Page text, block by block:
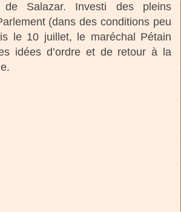
Salazar. Investi des pleins
(dans des conditions peu
le 10 juillet, le maréchal Pétain
idées d’ordre et de retour à la